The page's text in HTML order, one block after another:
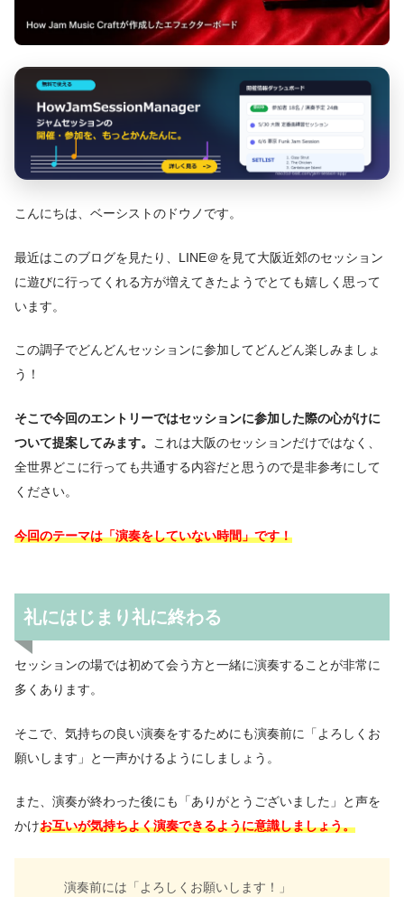
こんにちは、ベーシストのドウノです。
最近はこのブログを見たり、LINE＠を見て大阪近郊のセッション
に遊びに行ってくれる方が増えてきたようでとても嬉しく思って
います。
この調子でどんどんセッションに参加してどんどん楽しみましょ
う！
そこで今回のエントリーではセッションに参加した際の心がけに
ついて提案してみます。
これは大阪のセッションだけではなく、
全世界どこに行っても共通する内容だと思うので是非参考にして
ください。
今回のテーマは「演奏をしていない時間」です！
礼にはじまり礼に終わる
セッションの場では初めて会う方と一緒に演奏することが非常に
多くあります。
そこで、気持ちの良い演奏をするためにも演奏前に「よろしくお
願いします」と一声かけるようにしましょう。
また、演奏が終わった後にも「ありがとうございました」と声を
かけお互いが気持ちよく演奏できるように意識しましょう。
演奏前には「よろしくお願いします！」